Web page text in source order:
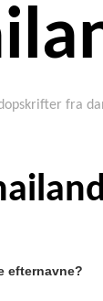
fra
efternavne?